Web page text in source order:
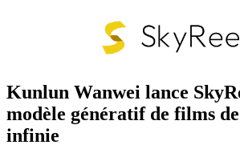
Kunlun Wanwei lance
modèle génératif de films
infinie